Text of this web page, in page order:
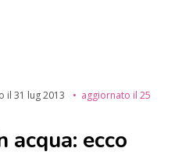
il31 lug 2013 aggiornato il25
acqua: ecco